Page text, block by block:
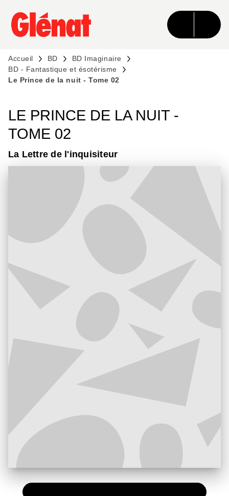
MENU RECHERCHE CONTENU
PIED DE PAGE
Accueil BD
BD Imaginaire
BD - Fantastique et ésotérisme
Le Prince de la nuit - Tome 02
LE PRINCE DE LA NUIT -
TOME 02
La Lettre de l'inquisiteur